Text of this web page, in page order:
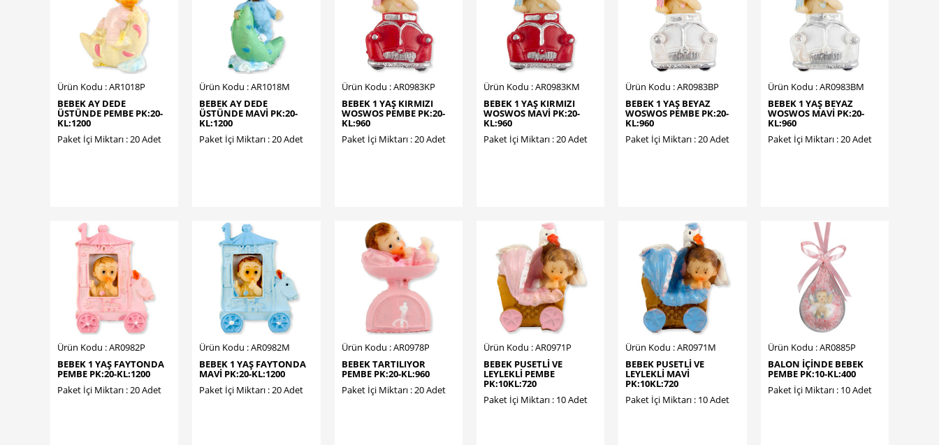
Ürün Kodu : AR1018P
BEBEK AY DEDE
ÜSTÜNDE PEMBE PK:20-
KL:1200
Paket İçi Miktarı : 20 Adet
Ürün Kodu : AR1018M
BEBEK AY DEDE
ÜSTÜNDE MAVİ PK:20-
KL:1200
Paket İçi Miktarı : 20 Adet
Ürün Kodu : AR0983KP
BEBEK 1 YAŞ KIRMIZI
WOSWOS PEMBE PK:20-
KL:960
Paket İçi Miktarı : 20 Adet
Ürün Kodu : AR0983KM
BEBEK 1 YAŞ KIRMIZI
WOSWOS MAVİ PK:20-
KL:960
Paket İçi Miktarı : 20 Adet
Ürün Kodu : AR0983BP
BEBEK 1 YAŞ BEYAZ
WOSWOS PEMBE PK:20-
KL:960
Paket İçi Miktarı : 20 Adet
Ürün Kodu : AR0983BM
BEBEK 1 YAŞ BEYAZ
WOSWOS MAVİ PK:20-
KL:960
Paket İçi Miktarı : 20 Adet
Ürün Kodu : AR0982P
BEBEK 1 YAŞ FAYTONDA
PEMBE PK:20-KL:1200
Paket İçi Miktarı : 20 Adet
Ürün Kodu : AR0982M
BEBEK 1 YAŞ FAYTONDA
MAVİ PK:20-KL:1200
Paket İçi Miktarı : 20 Adet
Ürün Kodu : AR0978P
BEBEK TARTILIYOR
PEMBE PK:20-KL:960
Paket İçi Miktarı : 20 Adet
Ürün Kodu : AR0971P
BEBEK PUSETLİ VE
LEYLEKLİ PEMBE
PK:10KL:720
Paket İçi Miktarı : 10 Adet
Ürün Kodu : AR0971M
BEBEK PUSETLİ VE
LEYLEKLİ MAVİ
PK:10KL:720
Paket İçi Miktarı : 10 Adet
Ürün Kodu : AR0885P
BALON İÇİNDE BEBEK
PEMBE PK:10-KL:400
Paket İçi Miktarı : 10 Adet